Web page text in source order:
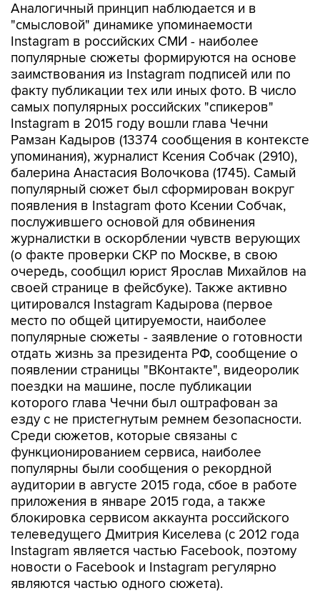
Аналогичный принцип наблюдается и в
"смысловой" динамике упоминаемости
Instagram в российских СМИ - наиболее
популярные сюжеты формируются на основе
заимствования из Instagram подписей или по
факту публикации тех или иных фото. В число
самых популярных российских "спикеров"
Instagram в 2015 году вошли глава Чечни
Рамзан Кадыров (13374 сообщения в контексте
упоминания), журналист Ксения Собчак (2910),
балерина Анастасия Волочкова (1745). Самый
популярный сюжет был сформирован вокруг
появления в Instagram фото Ксении Собчак,
послужившего основой для обвинения
журналистки в оскорблении чувств верующих
(о факте проверки СКР по Москве, в свою
очередь, сообщил юрист Ярослав Михайлов на
своей странице в фейсбуке). Также активно
цитировался Instagram Кадырова (первое
место по общей цитируемости, наиболее
популярные сюжеты - заявление о готовности
отдать жизнь за президента РФ, сообщение о
появлении страницы "ВКонтакте", видеоролик
поездки на машине, после публикации
которого глава Чечни был оштрафован за
езду с не пристегнутым ремнем безопасности.
Среди сюжетов, которые связаны с
функционированием сервиса, наиболее
популярны были сообщения о рекордной
аудитории в августе 2015 года, сбое в работе
приложения в январе 2015 года, а также
блокировка сервисом аккаунта российского
телеведущего Дмитрия Киселева (с 2012 года
Instagram является частью Facebook, поэтому
новости о Facebook и Instagram регулярно
являются частью одного сюжета).